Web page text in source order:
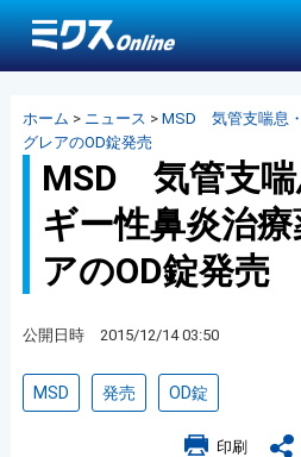
ホーム > ニュース > MSD 気管支喘息
グレアのOD錠発売
MSD 気管支
ギー性鼻炎治
アのOD錠発売
公開日時 2015/12/14 03:50
MSD 発売 OD錠
印刷